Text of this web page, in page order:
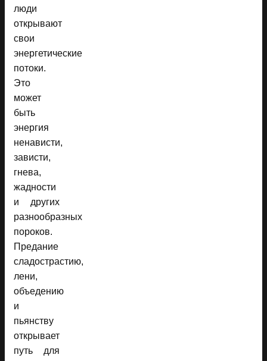
люди
открывают
свои
энергетические
потоки.
Это
может
быть
энергия
ненависти,
зависти,
гнева,
жадности
и других
разнообразных
пороков.
Предание
сладострастию,
лени,
объедению
и
пьянству
открывает
путь для